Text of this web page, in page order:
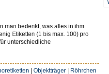
man bedenkt, was alles in ihm
Etiketten (1 bis max. 100) pro
unterschiedliche
| Objektträger | Röhrchen